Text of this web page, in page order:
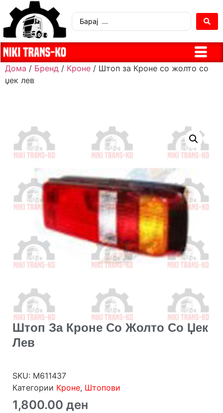
Дома / Бренд / Кроне / Штоп за Кроне со жолто со
џек лев
Штоп За Кроне Со Жолто Со Џек
Лев
SKU: M611437
Категории Кроне, Штопови
1,800.00 ден